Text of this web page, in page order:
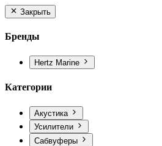
Закрыть
Бренды
Hertz Marine
Категории
Акустика
Усилители
Сабвуферы